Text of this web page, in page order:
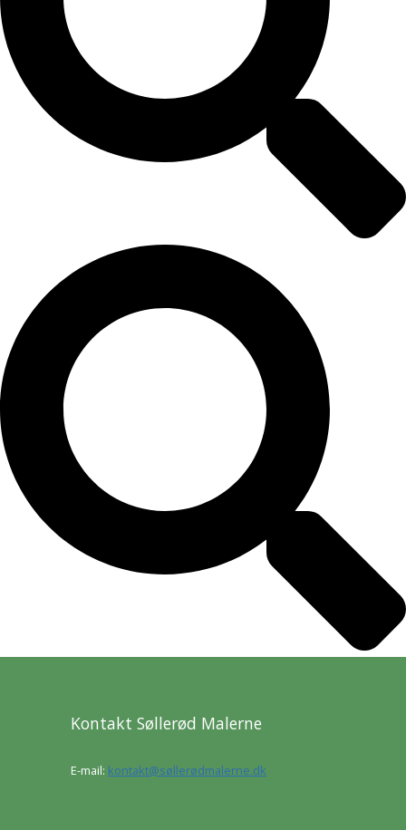
Kontakt Søllerød Malerne
E-mail: kontakt@søllerødmalerne.dk